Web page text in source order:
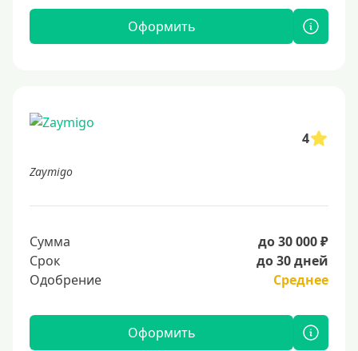
Оформить
4
Zaymigo
Сумма
до 30 000 ₽
Срок
до 30 дней
Одобрение
Среднее
Оформить